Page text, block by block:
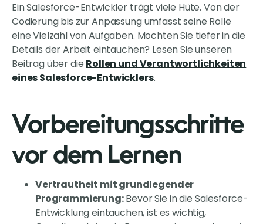
Ein Salesforce-Entwickler trägt viele Hüte. Von der
Codierung bis zur Anpassung umfasst seine Rolle
eine Vielzahl von Aufgaben. Möchten Sie tiefer in die
Details der Arbeit eintauchen? Lesen Sie unseren
Beitrag über die Rollen und Verantwortlichkeiten
eines Salesforce-Entwicklers.
Vorbereitungsschritte
vor dem Lernen
Vertrautheit mit grundlegender
Programmierung:Bevor Sie in die Salesforce-
Entwicklung eintauchen, ist es wichtig,